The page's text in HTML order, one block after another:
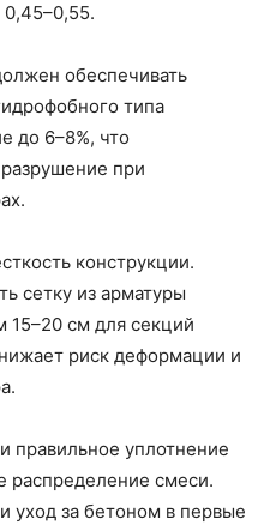
обеспечивать
типа
до 6–8%, что
при
конструкции.
сетку из арматуры
см для секций
риск деформации и
правильное уплотнение
распределение смеси.
уход за бетоном в первые